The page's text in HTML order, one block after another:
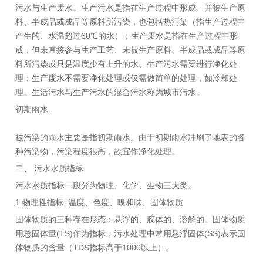
污水与生产废水。生产污水是指在生产过程中形成、并被生产原
料、半成品或成品等原料所污染，也包括热污染（指生产过程中
产生的、水温超过60℃的水）；生产废水是指在生产过程中形
成，但未直接参与生产工艺、未被生产原料、半成品或成品等原
料所污染或只是温度少有上升的水。生产污水需要进行净化处
理；生产废水不需要净化处理或仅需做简单的处理，如冷却处
理。生活污水与生产污水的混合污水称为城市污水。
初期雨水
被污染的雨水主要是指初期雨水。由于初期雨水冲刷了地表的各
种污染物，污染程度很高，故宜作净化处理。
二、 污水水质指标
污水水质指标一般分为物理、化学、生物三大类。
1.物理性指标 温度、色度、嗅和味、固体物质
固体物质的三种存在形态：悬浮的、胶体的、溶解的。固体物质
用总固体量(TS)作为指标，污水处理中常用悬浮固体(SS)表示固
体物质的含量（TDS指标高于1000以上）。